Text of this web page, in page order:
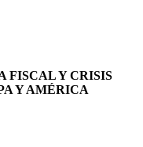
FISCAL Y CRISIS
Y AMÉRICA